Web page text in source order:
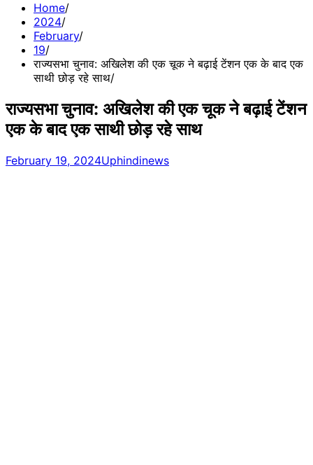
Home
2024
February
19
राज्यसभा चुनाव: अखिलेश की एक चूक ने बढ़ाई टेंशन एक के बाद एक
साथी छोड़ रहे साथ
राज्यसभा चुनाव: अखिलेश की एक चूक ने बढ़ाई टेंशन
एक के बाद एक साथी छोड़ रहे साथ
February 19, 2024Uphindinews